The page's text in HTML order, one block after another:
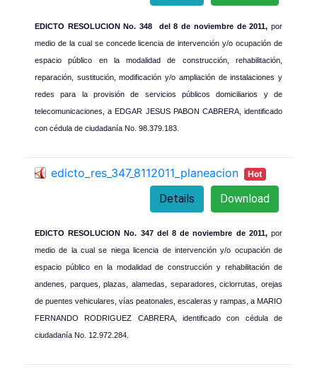
EDICTO RESOLUCION No. 348 del 8 de noviembre de 2011, por
medio de la cual se concede licencia de intervención y/o ocupación de
espacio público en la modalidad de construcción, rehabilitación,
reparación, sustitución, modificación y/o ampliación de instalaciones y
redes para la provisión de servicios públicos domiciliarios y de
telecomunicaciones, a EDGAR JESUS PABON CABRERA, identificado
con cédula de ciudadanía No. 98.379.183.
edicto_res_347_8112011_planeacion Hot
Download
Details
EDICTO RESOLUCION No. 347 del 8 de noviembre de 2011,por
medio de la cual se niega licencia de intervención y/o ocupación de
espacio público en la modalidad de construcción y rehabilitación de
andenes, parques, plazas, alamedas, separadores, ciclorrutas, orejas
de puentes vehiculares, vías peatonales, escaleras y rampas, a MARIO
FERNANDO RODRIGUEZ CABRERA, identificado con cédula de
ciudadanía No. 12.972.284.